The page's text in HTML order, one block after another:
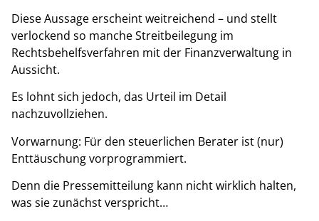
Diese Aussage erscheint weitreichend – und stellt
verlockend so manche Streitbeilegung im
Rechtsbehelfsverfahren mit der Finanzverwaltung in
Aussicht.
Es lohnt sich jedoch, das Urteil im Detail
nachzuvollziehen.
Vorwarnung: Für den steuerlichen Berater ist (nur)
Enttäuschung vorprogrammiert.
Denn die Pressemitteilung kann nicht wirklich halten,
was sie zunächst verspricht…